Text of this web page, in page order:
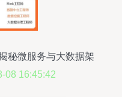
秘微服务与大数据架
合
08 16:45:42